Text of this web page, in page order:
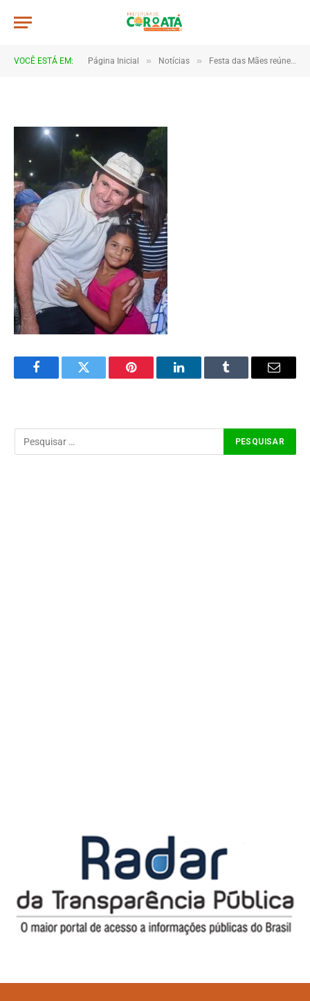
VOCÊ ESTÁ EM: Página Inicial » Notícias » Festa das Mães reúne multidão e emociona famílias em Coroatá
DSC_1293
FacebookTwitter Pinterest LinkedInTumblr Email